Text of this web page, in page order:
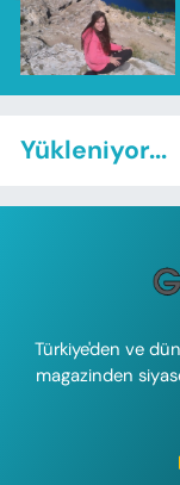
Yükleniyor...
Türkiye'den ve
magazinden